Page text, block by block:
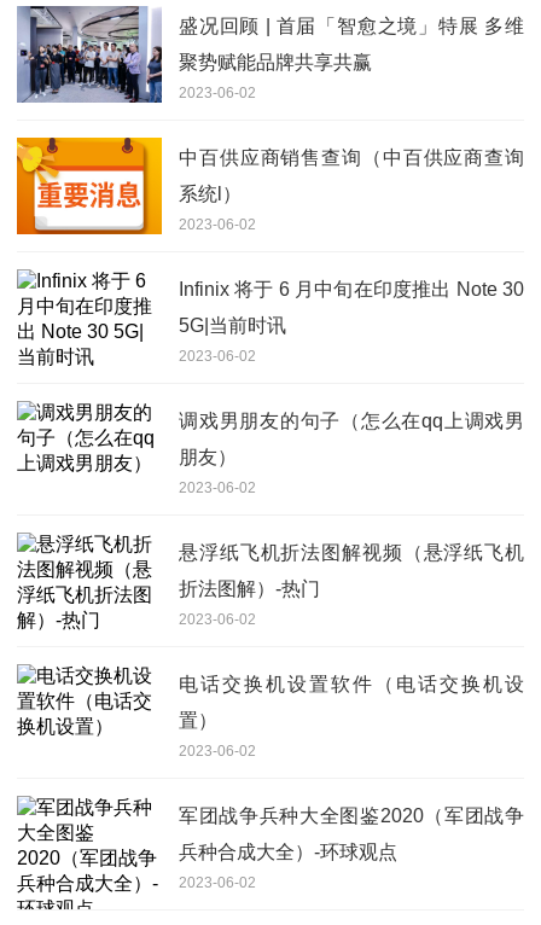
盛况回顾 | 首届「智愈之境」特展 多维
聚势赋能品牌共享共赢
2023-06-02
中百供应商销售查询（中百供应商查询
系统l）
2023-06-02
Infinix 将于 6 月中旬在印度推出 Note 30
5G|当前时讯
2023-06-02
调戏男朋友的句子（怎么在qq上调戏男
朋友）
2023-06-02
悬浮纸飞机折法图解视频（悬浮纸飞机
折法图解）-热门
2023-06-02
电话交换机设置软件（电话交换机设
置）
2023-06-02
军团战争兵种大全图鉴2020（军团战争
兵种合成大全）-环球观点
2023-06-02